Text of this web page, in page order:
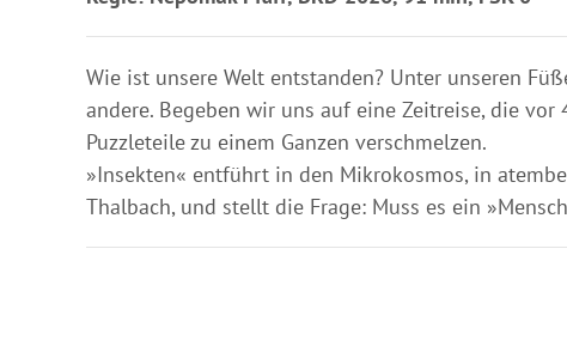
Wie ist unsere Welt entstanden? Unter unseren
andere. Begeben wir uns auf eine Zeitreise, die
Puzzleteile zu einem Ganzen verschmelzen.
»Insekten« entführt in den Mikrokosmos, in
Thalbach, und stellt die Frage: Muss es ein